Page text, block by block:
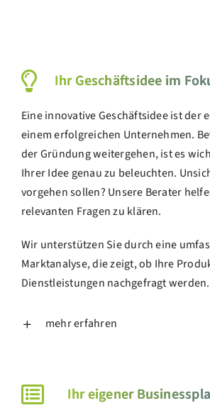
Ihr Geschäftsidee im
Eine innovative Geschäftsidee ist der
einem erfolgreichen Unternehmen.
der Gründung weitergehen, ist es
Ihrer Idee genau zu beleuchten.
vorgehen sollen? Unsere Berater
relevanten Fragen zu klären.
Wir unterstützen Sie durch eine
Marktanalyse, die zeigt, ob Ihre
Dienstleistungen nachgefragt werden.
mehr erfahren
Ihr eigener